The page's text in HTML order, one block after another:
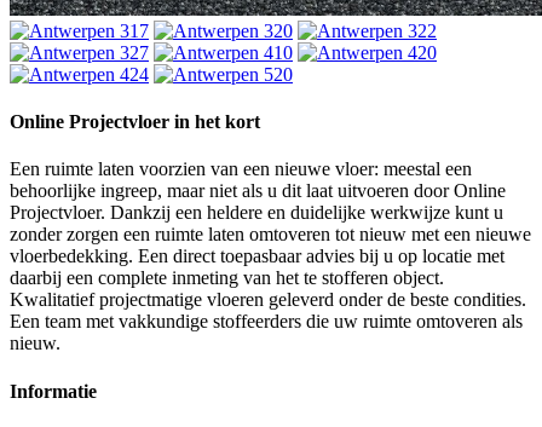
Online Projectvloer in het kort
Een ruimte laten voorzien van een nieuwe vloer: meestal een
behoorlijke ingreep, maar niet als u dit laat uitvoeren door Online
Projectvloer. Dankzij een heldere en duidelijke werkwijze kunt u
zonder zorgen een ruimte laten omtoveren tot nieuw met een nieuwe
vloerbedekking. Een direct toepasbaar advies bij u op locatie met
daarbij een complete inmeting van het te stofferen object.
Kwalitatief projectmatige vloeren geleverd onder de beste condities.
Een team met vakkundige stoffeerders die uw ruimte omtoveren als
nieuw.
Informatie